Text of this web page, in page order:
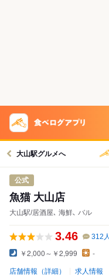
大山駅グルメへ
公式
魚猫 大山店
大山駅/居酒屋､ 海鮮､ バル
3.46 312 人
￥2,000～￥2,999 -
店舗情報（詳細） 求人情報